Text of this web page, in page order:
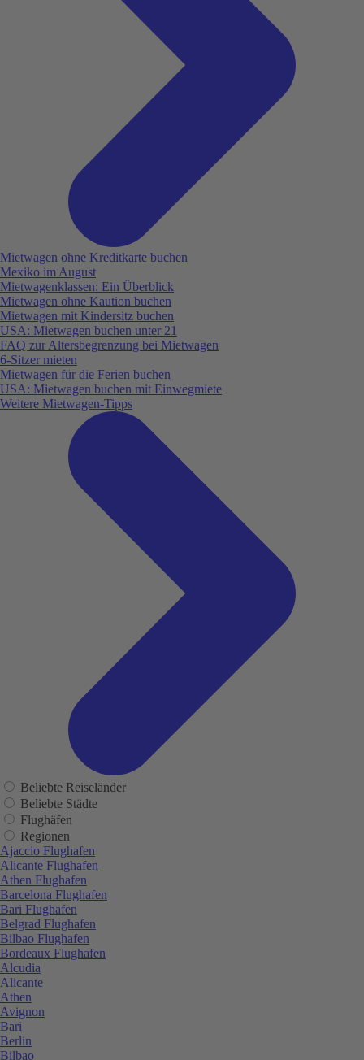
Mietwagen ohne Kreditkarte buchen
Mexiko im August
Mietwagenklassen: Ein Überblick
Mietwagen ohne Kaution buchen
Mietwagen mit Kindersitz buchen
USA: Mietwagen buchen unter 21
FAQ zur Altersbegrenzung bei Mietwagen
6-Sitzer mieten
Mietwagen für die Ferien buchen
USA: Mietwagen buchen mit Einwegmiete
Weitere Mietwagen-Tipps
Beliebte Reiseländer
Beliebte Städte
Flughäfen
Regionen
Ajaccio Flughafen
Alicante Flughafen
Athen Flughafen
Barcelona Flughafen
Bari Flughafen
Belgrad Flughafen
Bilbao Flughafen
Bordeaux Flughafen
Alcudia
Alicante
Athen
Avignon
Bari
Berlin
Bilbao